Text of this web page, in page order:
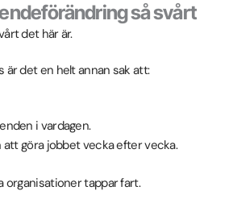
så svårt
det här är.
är det en helt annan sak att:
i vardagen.
att göra jobbet vecka efter vecka.
organisationer tappar fart.